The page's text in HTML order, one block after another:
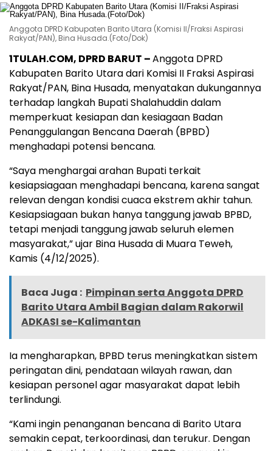
Anggota DPRD Kabupaten Barito Utara (Komisi II/Fraksi Aspirasi
Rakyat/PAN), Bina Husada.(Foto/Dok)
1TULAH.COM, DPRD BARUT –Anggota DPRD
Kabupaten Barito Utara dari Komisi II Fraksi Aspirasi
Rakyat/PAN, Bina Husada, menyatakan dukungannya
terhadap langkah Bupati Shalahuddin dalam
memperkuat kesiapan dan kesiagaan Badan
Penanggulangan Bencana Daerah (BPBD)
menghadapi potensi bencana.
“Saya menghargai arahan Bupati terkait
kesiapsiagaan menghadapi bencana, karena sangat
relevan dengan kondisi cuaca ekstrem akhir tahun.
Kesiapsiagaan bukan hanya tanggung jawab BPBD,
tetapi menjadi tanggung jawab seluruh elemen
masyarakat,” ujar Bina Husada di Muara Teweh,
Kamis (4/12/2025).
Baca Juga : Pimpinan serta Anggota DPRD
Barito Utara Ambil Bagian dalam Rakorwil
ADKASI se-Kalimantan
Ia mengharapkan, BPBD terus meningkatkan sistem
peringatan dini, pendataan wilayah rawan, dan
kesiapan personel agar masyarakat dapat lebih
terlindungi.
“Kami ingin penanganan bencana di Barito Utara
semakin cepat, terkoordinasi, dan terukur. Dengan